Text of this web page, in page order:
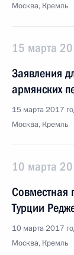
Москва, Кремль
15 марта
Заявления
армянских
15 марта 2017
Москва, Кремль
10 марта
Совместная
Турции
10 марта 2017
Москва, Кремль